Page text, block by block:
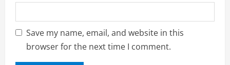
Save my name, email, and website in this
browser for the next time I comment.